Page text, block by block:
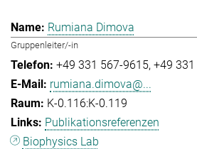
Rumiana Dimova
Gruppenleiter/-in
+49 331 567-9615 +49
rumiana.dimova@...
K-0.116:K-0.119
Publikationsreferenzen
Biophysics Lab